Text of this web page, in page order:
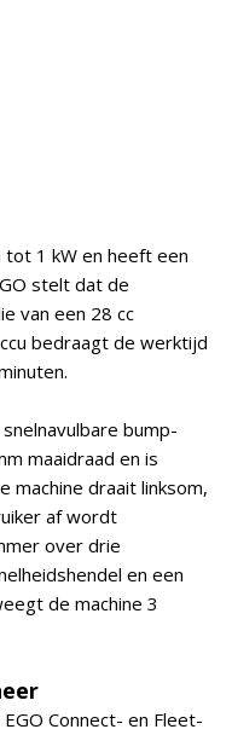
1 kW en heeft een
stelt dat de
van een 28 cc
bedraagt de werktijd
bump-
maaidraad en is
machine draait linksom,
af wordt
over drie
en een
de machine 3
Connect- en Fleet-